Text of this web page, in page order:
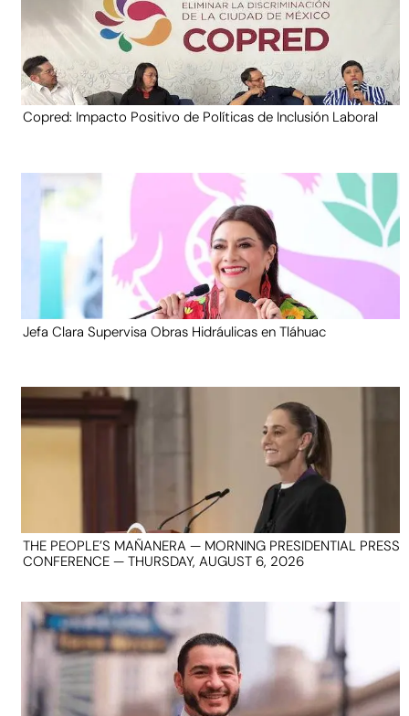
Copred: Impacto Positivo de Políticas de Inclusión Laboral
Jefa Clara Supervisa Obras Hidráulicas en Tláhuac
THE PEOPLE’S MAÑANERA — MORNING PRESIDENTIAL PRESS
CONFERENCE — THURSDAY, AUGUST 6, 2026